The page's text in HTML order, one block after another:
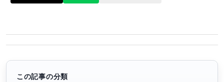
この記事の分類